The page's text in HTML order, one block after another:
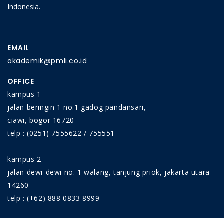
Indonesia.
EMAIL
akademik@pmli.co.id
OFFICE
kampus 1
jalan beringin 1 no.1 gadog pandansari,
ciawi, bogor 16720
telp : (0251) 7555622 / 755551
kampus 2
jalan dewi-dewi no. 1 walang, tanjung priok, jakarta utara
14260
telp : (+62) 888 0833 8999